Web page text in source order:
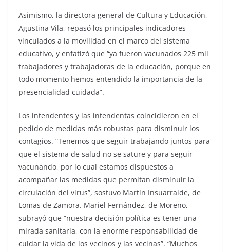
Asimismo, la directora general de Cultura y Educación,
Agustina Vila, repasó los principales indicadores
vinculados a la movilidad en el marco del sistema
educativo, y enfatizó que “ya fueron vacunados 225 mil
trabajadores y trabajadoras de la educación, porque en
todo momento hemos entendido la importancia de la
presencialidad cuidada”.
Los intendentes y las intendentas coincidieron en el
pedido de medidas más robustas para disminuir los
contagios. “Tenemos que seguir trabajando juntos para
que el sistema de salud no se sature y para seguir
vacunando, por lo cual estamos dispuestos a
acompañar las medidas que permitan disminuir la
circulación del virus”, sostuvo Martín Insuarralde, de
Lomas de Zamora. Mariel Fernández, de Moreno,
subrayó que “nuestra decisión política es tener una
mirada sanitaria, con la enorme responsabilidad de
cuidar la vida de los vecinos y las vecinas”. “Muchos